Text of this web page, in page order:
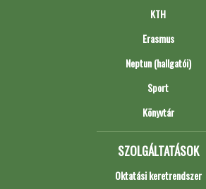
KTH
Erasmus
Neptun (hallgatói)
Sport
Könyvtár
SZOLGÁLTATÁSOK
Oktatási keretrendszer